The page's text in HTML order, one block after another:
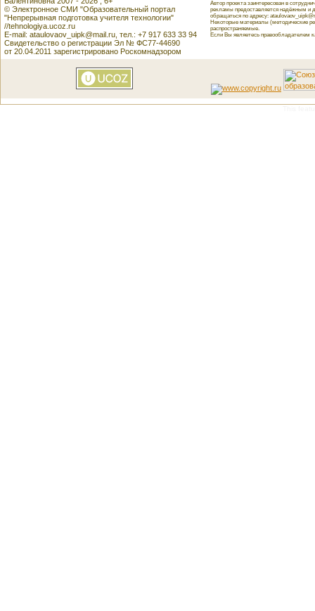
© Электронное СМИ "Образовательный портал
"Непрерывная подготовка учителя технологии"
//tehnologiya.ucoz.ru
E-mail: ataulovaov_uipk@mail.ru, тел.: +7 917 633 33 94
Свидетельство о регистрации Эл № ФС77-44690
от 20.04.2011 зарегистрировано Роскомнадзором
Автор проекта заинтересован в
рекламы предоставляется надёжным и
обращаться по адресу:
Некоторые материалы (методические
распространяемые.
Если Вы являетесь правообладателем